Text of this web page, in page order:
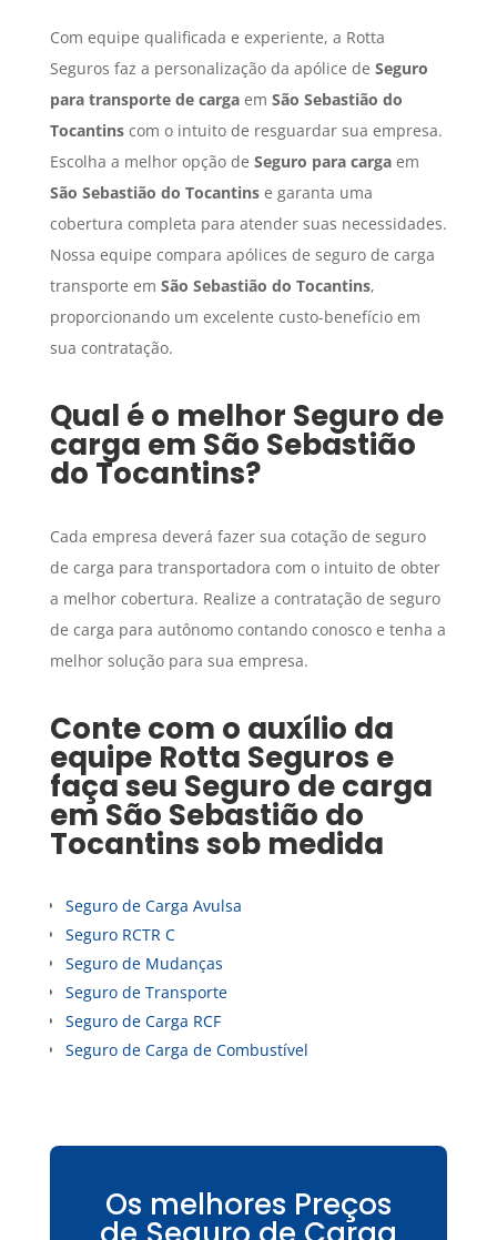
Com equipe qualificada e experiente, a Rotta
Seguros faz a personalização da apólice de Seguro
para transporte de cargaem São Sebastião do
Tocantinscom o intuito de resguardar sua empresa.
Escolha a melhor opção de Seguro para cargaem
São Sebastião do Tocantinse garanta uma
cobertura completa para atender suas necessidades.
Nossa equipe compara apólices de seguro de carga
transporte em São Sebastião do Tocantins,
proporcionando um excelente custo-benefício em
sua contratação.
Qual é o melhor Seguro de
carga em São Sebastião
do Tocantins?
Cada empresa deverá fazer sua cotação de seguro
de carga para transportadora com o intuito de obter
a melhor cobertura. Realize a contratação de seguro
de carga para autônomo contando conosco e tenha a
melhor solução para sua empresa.
Conte com o auxílio da
equipe Rotta Seguros e
faça seu Seguro de carga
em São Sebastião do
Tocantinssob medida
Seguro de Carga Avulsa
Seguro RCTR C
Seguro de Mudanças
Seguro de Transporte
Seguro de Carga RCF
Seguro de Carga de Combustível
Os melhores Preços